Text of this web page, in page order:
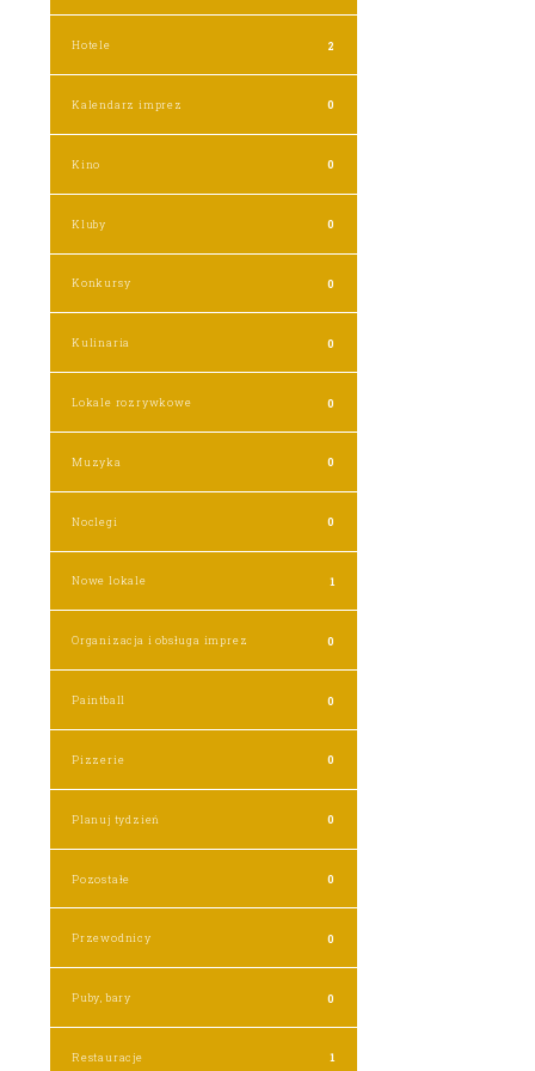
Hotele 2
Kalendarz imprez 0
Kino 0
Kluby 0
Konkursy 0
Kulinaria 0
Lokale rozrywkowe 0
Muzyka 0
Noclegi 0
Nowe lokale 1
Organizacja i obsługa imprez 0
Paintball 0
Pizzerie 0
Planuj tydzień 0
Pozostałe 0
Przewodnicy 0
Puby, bary 0
Restauracje 1